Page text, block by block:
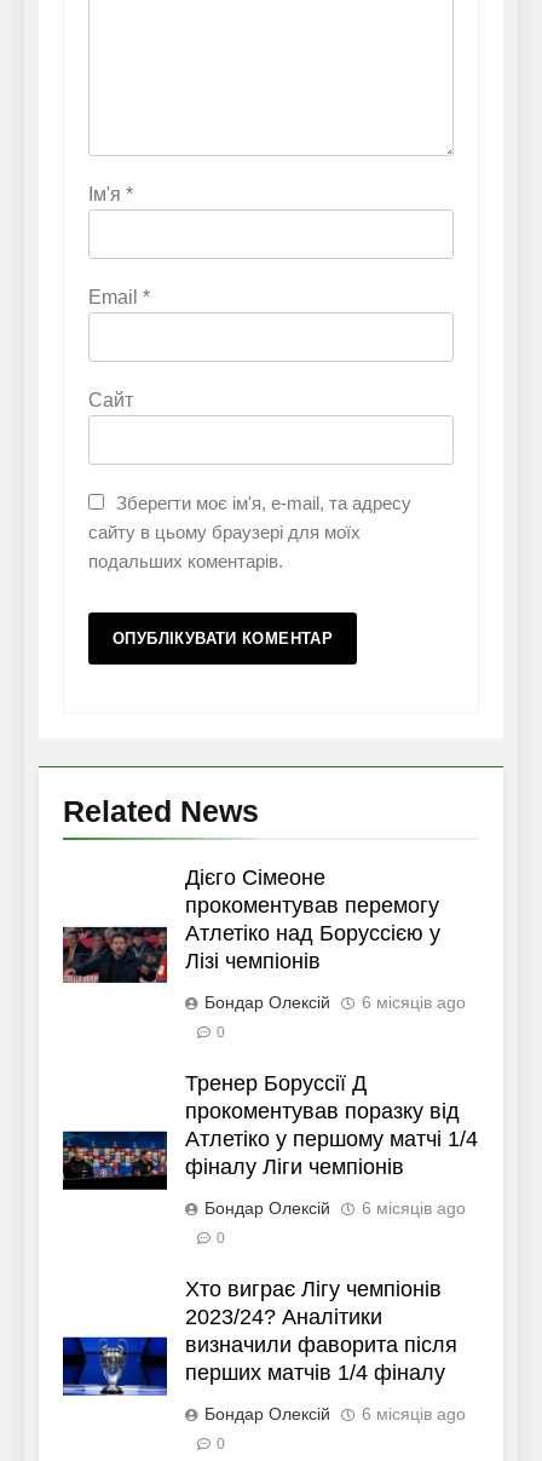
Ім'я *
Email *
Сайт
Зберегти моє ім'я, e-mail, та адресу
сайту в цьому браузері для моїх
подальших коментарів.
Related News
Дієго Сімеоне
прокоментував перемогу
Атлетіко над Боруссією у
Лізі чемпіонів
Бондар Олексій 6 місяців ago
0
Тренер Боруссії Д
прокоментував поразку від
Атлетіко у першому матчі 1/4
фіналу Ліги чемпіонів
Бондар Олексій 6 місяців ago
0
Хто виграє Лігу чемпіонів
2023/24? Аналітики
визначили фаворита після
перших матчів 1/4 фіналу
Бондар Олексій 6 місяців ago
0